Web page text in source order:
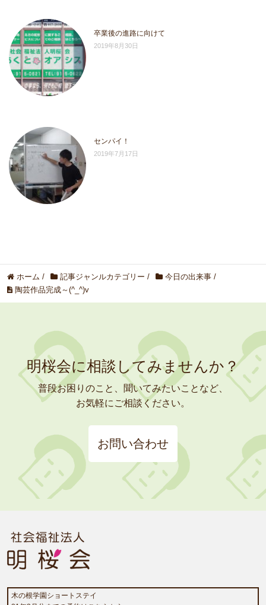
卒業後の進路に向けて
2019年8月30日
センパイ！
2019年7月17日
ホーム / 記事ジャンルカテゴリー / 今日の出来事 /
陶芸作品完成～(^_^)v
明桜会に相談してみませんか？
普段お困りのこと、聞いてみたいことなど、
お気軽にご相談ください。
お問い合わせ
木の根学園ショートステイ